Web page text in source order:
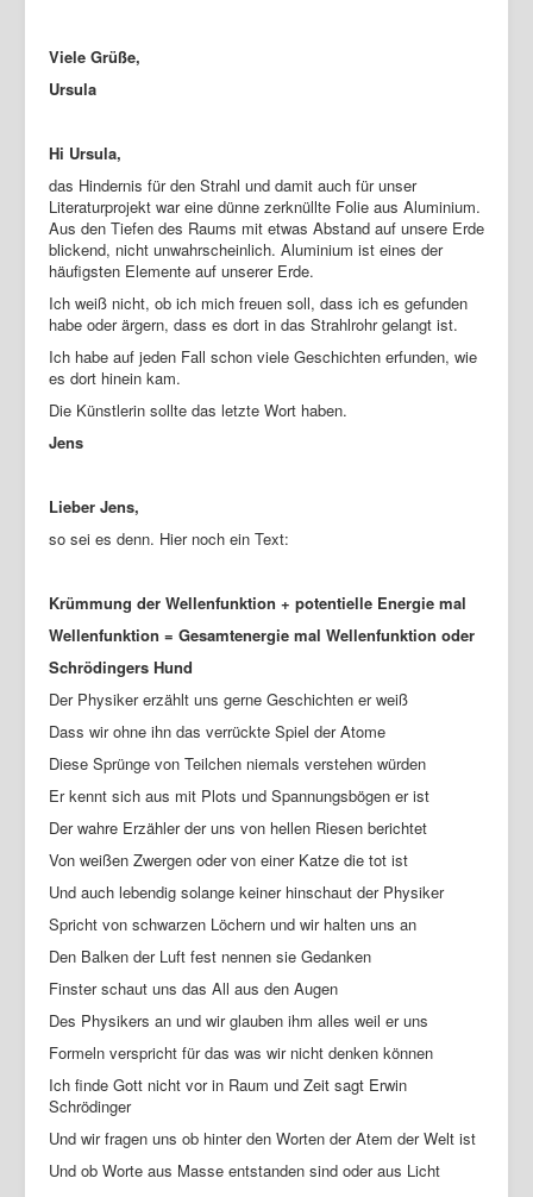
Viele Grüße,
Ursula
Hi Ursula,
das Hindernis für den Strahl und damit auch für unser
Literaturprojekt war eine dünne zerknüllte Folie aus Aluminium.
Aus den Tiefen des Raums mit etwas Abstand auf unsere Erde
blickend, nicht unwahrscheinlich. Aluminium ist eines der
häufigsten Elemente auf unserer Erde.
Ich weiß nicht, ob ich mich freuen soll, dass ich es gefunden
habe oder ärgern, dass es dort in das Strahlrohr gelangt ist.
Ich habe auf jeden Fall schon viele Geschichten erfunden, wie
es dort hinein kam.
Die Künstlerin sollte das letzte Wort haben.
Jens
Lieber Jens,
so sei es denn. Hier noch ein Text:
Krümmung der Wellenfunktion + potentielle Energie mal
Wellenfunktion = Gesamtenergie mal Wellenfunktion oder
Schrödingers Hund
Der Physiker erzählt uns gerne Geschichten er weiß
Dass wir ohne ihn das verrückte Spiel der Atome
Diese Sprünge von Teilchen niemals verstehen würden
Er kennt sich aus mit Plots und Spannungsbögen er ist
Der wahre Erzähler der uns von hellen Riesen berichtet
Von weißen Zwergen oder von einer Katze die tot ist
Und auch lebendig solange keiner hinschaut der Physiker
Spricht von schwarzen Löchern und wir halten uns an
Den Balken der Luft fest nennen sie Gedanken
Finster schaut uns das All aus den Augen
Des Physikers an und wir glauben ihm alles weil er uns
Formeln verspricht für das was wir nicht denken können
Ich finde Gott nicht vor in Raum und Zeit sagt Erwin
Schrödinger
Und wir fragen uns ob hinter den Worten der Atem der Welt ist
Und ob Worte aus Masse entstanden sind oder aus Licht